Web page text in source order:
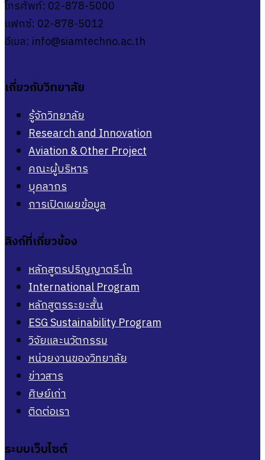
โทรศัพท์: 02-878-5000
แฟกซ์: 02-878-5012
อีเมล: info@siamtechno.ac.th
เกี่ยวกับวิทยาลัย
รู้จักวิทยาลัย
Research and Innovation
Aviation & Other Project
คณะผู้บริหาร
บุคลากร
การเปิดเผยข้อมูล
ลิงก์ที่เกี่ยวข้อง
หลักสูตรปริญญาตรี-โท
International Program
หลักสูตรระยะสั้น
ESG Sustainability Program
วิจัยและนวัตกรรม
หน่วยงานของวิทยาลัย
ข่าวสาร
ศิษย์เก่า
ติดต่อเรา
ระบบเว็บไซต์